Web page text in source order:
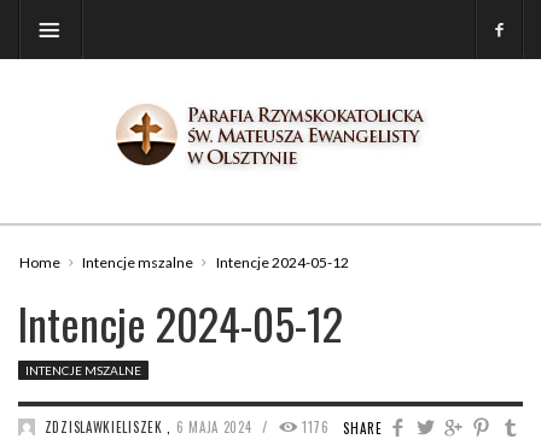
Home Intencje mszalne Intencje 2024-05-12
Intencje 2024-05-12
INTENCJE MSZALNE
SHARE
ZDZISLAWKIELISZEK 6 MAJA 2024 / 1176